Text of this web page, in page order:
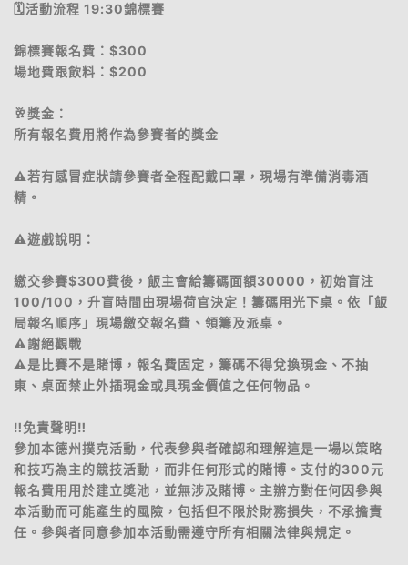
🗓活動流程 19:30錦標賽
錦標賽報名費：$300
場地費跟飲料：$200
🥂獎金：
所有報名費用將作為參賽者的獎金
⚠️若有感冒症狀請參賽者全程配戴口罩，現場有準備消毒酒
精。
⚠️遊戲說明：
繳交參賽$300費後，飯主會給籌碼面額30000，初始盲注
100/100，升盲時間由現場荷官決定！籌碼用光下桌。依「飯
局報名順序」現場繳交報名費、領籌及派桌。
⚠️謝絕觀戰
⚠️是比賽不是賭博，報名費固定，籌碼不得兌換現金、不抽
東、桌面禁止外插現金或具現金價值之任何物品。
‼️免責聲明‼️
參加本德州撲克活動，代表參與者確認和理解這是一場以策略
和技巧為主的競技活動，而非任何形式的賭博。支付的300元
報名費用用於建立奬池，並無涉及賭博。主辦方對任何因參與
本活動而可能產生的風險，包括但不限於財務損失，不承擔責
任。參與者同意參加本活動需遵守所有相關法律與規定。